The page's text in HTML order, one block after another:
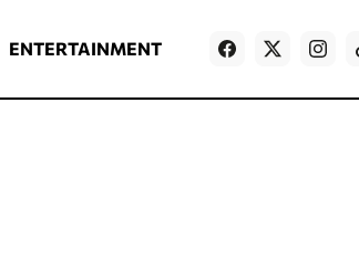
ENTERTAINMENT Games